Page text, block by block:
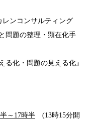
レンコンサルティング
問題の整理・顕在化手
る化・問題の見える化』
～17時半 (13時15分開